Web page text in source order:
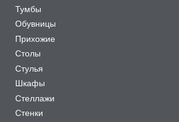
Тумбы
Обувницы
Прихожие
Столы
Стулья
Шкафы
Стеллажи
Стенки